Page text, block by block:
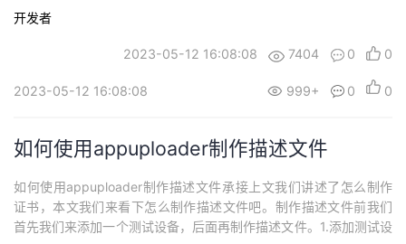
转​到苹果开发者官网注册apple账号。​2.切换中文格式​如果觉得英文
看不习惯，我们可以换成中文...
开发者
2023-05-12 16:08:08 7404 0 0
2023-05-12 16:08:08 999+ 0 0
如何使用appuploader制作描述文件​
如何使用appuploader制作描述文件​承接上文我们讲述了怎么制作
证书，本文我们来看下怎么制作描述文件吧。​制作描述文件前我们
首先我们来添加一个测试设备，后面再制作描述文件。1.添加测试设